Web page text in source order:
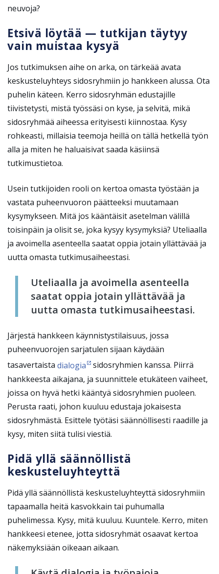
neuvoja?
Etsivä löytää — tutkijan täytyy
vain muistaa kysyä
Jos tutkimuksen aihe on arka, on tärkeää avata
keskusteluyhteys sidosryhmiin jo hankkeen alussa. Ota
puhelin käteen. Kerro sidosryhmän edustajille
tiivistetysti, mistä työssäsi on kyse, ja selvitä, mikä
sidosryhmää aiheessa erityisesti kiinnostaa. Kysy
rohkeasti, millaisia teemoja heillä on tällä hetkellä työn
alla ja miten he haluaisivat saada käsiinsä
tutkimustietoa.
Usein tutkijoiden rooli on kertoa omasta työstään ja
vastata puheenvuoron päätteeksi muutamaan
kysymykseen. Mitä jos kääntäisit asetelman välillä
toisinpäin ja olisit se, joka kysyy kysymyksiä? Uteliaalla
ja avoimella asenteella saatat oppia jotain yllättävää ja
uutta omasta tutkimusaiheestasi.
Uteliaalla ja avoimella asenteella
saatat oppia jotain yllättävää ja
uutta omasta tutkimusaiheestasi.
Järjestä hankkeen käynnistystilaisuus, jossa
puheenvuorojen sarjatulen sijaan käydään
tasavertaista dialogia
sidosryhmien kanssa. Piirrä
hankkeesta aikajana, ja suunnittele etukäteen vaiheet,
joissa on hyvä hetki kääntyä sidosryhmien puoleen.
Perusta raati, johon kuuluu edustaja jokaisesta
sidosryhmästä. Esittele työtäsi säännöllisesti raadille ja
kysy, miten siitä tulisi viestiä.
Pidä yllä säännöllistä
keskusteluyhteyttä
Pidä yllä säännöllistä keskusteluyhteyttä sidosryhmiin
tapaamalla heitä kasvokkain tai puhumalla
puhelimessa. Kysy, mitä kuuluu. Kuuntele. Kerro, miten
hankkeesi etenee, jotta sidosryhmät osaavat kertoa
näkemyksiään oikeaan aikaan.